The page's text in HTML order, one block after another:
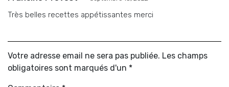
Très belles recettes appétissantes merci
Votre adresse email ne sera pas publiée. Les champs
obligatoires sont marqués d'un *